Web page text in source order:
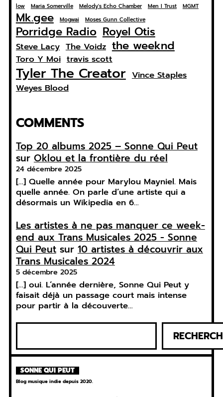
low
Maria Somerville Melody's Echo Chamber Men I Trust MGMT
Mk.gee Mogwai Moses Gunn Collective
Porridge Radio Royel Otis
Steve Lacy The Voidz the weeknd
Toro Y Moi travis scott
Tyler The Creator Vince Staples
Weyes Blood
COMMENTS
Top 20 albums 2025 – Sonne Qui Peut
surOklou et la frontière du réel
24 décembre 2025
[…] Quelle année pour Marylou Mayniel. Mais
quelle année. On parle d’une artiste qui a
désormais un Wikipedia en 6…
Les artistes à ne pas manquer ce week-
end aux Trans Musicales 2025 - Sonne
Qui Peutsur 10 artistes à découvrir aux
Trans Musicales 2024
5 décembre 2025
[…] oui. L’année dernière, Sonne Qui Peut y
faisait déjà un passage court mais intense
pour partir à la découverte…
R
c
h
e
r
SONNE QUI PEUT
Blog musique indie depuis 2020.